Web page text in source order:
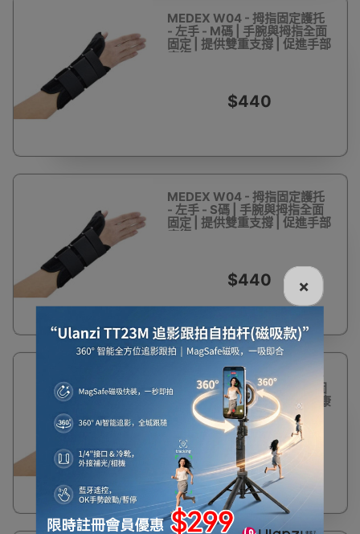
MEDEX W04 - 拇指固定護托
- 左手 - M碼 | 手腕與拇指全面
固定 | 提供雙重支撐 | 促進手部
康復
$440
MEDEX W04 - 拇指固定護托
- 左手 - S碼 | 手腕與拇指全面
固定 | 提供雙重支撐 | 促進手部
康復
$440
MEDEX W04 拇指固定護托 -
右手 - L碼 | 手腕與拇指全面固
定 | 提供雙重支撐 | 促進手部康
$440
×